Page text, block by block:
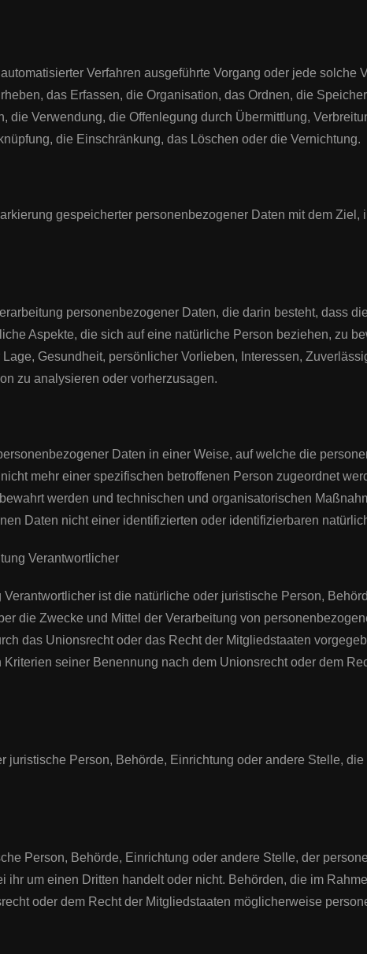
Verfahren ausgeführte Vorgang oder jede solche
das Erfassen, die Organisation, das Ordnen, die
die Verwendung, die Offenlegung durch Übermittlung,
die Einschränkung, das Löschen oder die Vernichtung.
gespeicherter personenbezogener Daten mit dem Ziel,
personenbezogener Daten, die darin besteht, dass
Aspekte, die sich auf eine natürliche Person beziehen, zu
Gesundheit, persönlicher Vorlieben, Interessen,
zu analysieren oder vorherzusagen.
Daten in einer Weise, auf welche die
mehr einer spezifischen betroffenen Person zugeordnet
werden und technischen und organisatorischen
Daten nicht einer identifizierten oder identifizierbaren
Verantwortlicher
ist die natürliche oder juristische Person,
die Zwecke und Mittel der Verarbeitung von
das Unionsrecht oder das Recht der Mitgliedstaaten
seiner Benennung nach dem Unionsrecht oder dem
juristische Person, Behörde, Einrichtung oder andere Stelle,
Person, Behörde, Einrichtung oder andere Stelle, der
ihr um einen Dritten handelt oder nicht. Behörden, die im
oder dem Recht der Mitgliedstaaten möglicherweise